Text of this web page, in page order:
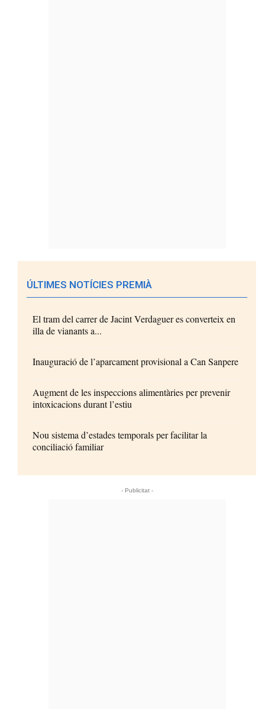
ÚLTIMES NOTÍCIES PREMIÀ
El tram del carrer de Jacint Verdaguer es converteix en
illa de vianants a...
Inauguració de l’aparcament provisional a Can Sanpere
Augment de les inspeccions alimentàries per prevenir
intoxicacions durant l’estiu
Nou sistema d’estades temporals per facilitar la
conciliació familiar
- Publicitat -